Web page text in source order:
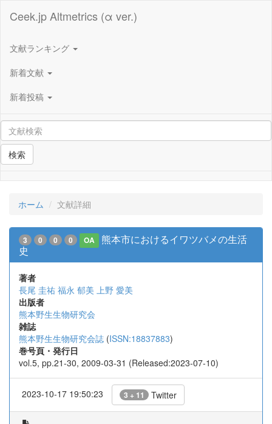
Ceek.jp Altmetrics (α ver.)
文献ランキング
新着文献
新着投稿
検索
ホーム 文献詳細
3 0 0 0 OA
熊本市におけるイワツバメの生活
史
著者
長尾 圭祐 福永 郁美 上野 愛美
出版者
熊本野生生物研究会
雑誌
熊本野生生物研究会誌 (ISSN:18837883)
巻号頁・発行日
vol.5, pp.21-30, 2009-03-31 (Released:2023-07-10)
2023-10-17 19:50:23 3 + 11 Twitter